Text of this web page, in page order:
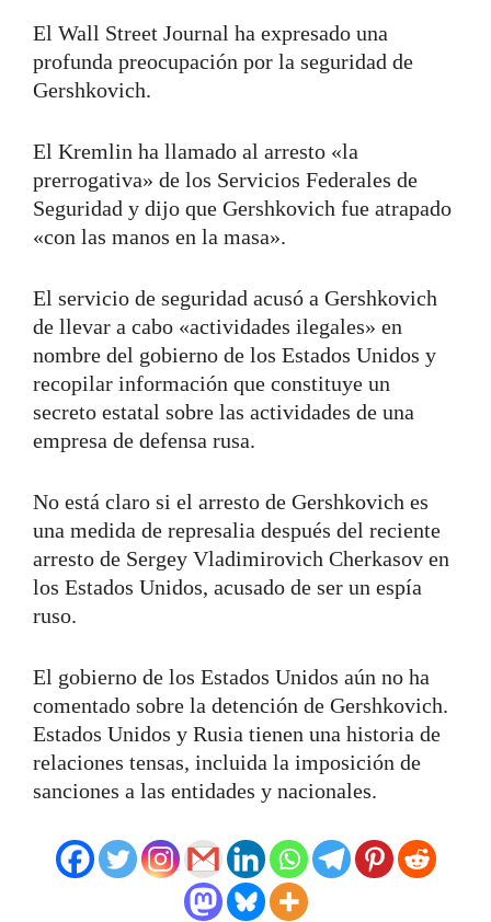
El Wall Street Journal ha expresado una
profunda preocupación por la seguridad de
Gershkovich.
El Kremlin ha llamado al arresto «la
prerrogativa» de los Servicios Federales de
Seguridad y dijo que Gershkovich fue atrapado
«con las manos en la masa».
El servicio de seguridad acusó a Gershkovich
de llevar a cabo «actividades ilegales» en
nombre del gobierno de los Estados Unidos y
recopilar información que constituye un
secreto estatal sobre las actividades de una
empresa de defensa rusa.
No está claro si el arresto de Gershkovich es
una medida de represalia después del reciente
arresto de Sergey Vladimirovich Cherkasov en
los Estados Unidos, acusado de ser un espía
ruso.
El gobierno de los Estados Unidos aún no ha
comentado sobre la detención de Gershkovich.
Estados Unidos y Rusia tienen una historia de
relaciones tensas, incluida la imposición de
sanciones a las entidades y nacionales.